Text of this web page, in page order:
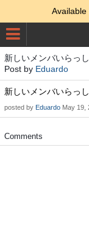
Available
新しいメンバいらっ
Post by Eduardo
新しいメンバいらっ
posted by Eduardo May 19,
Comments